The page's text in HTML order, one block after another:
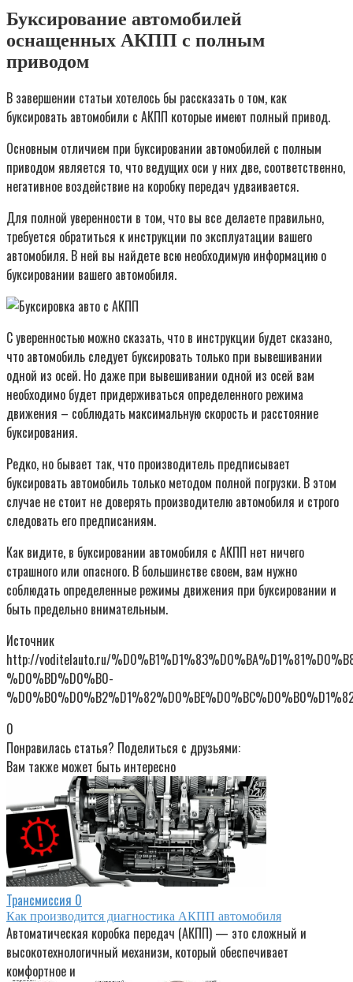
Буксирование автомобилей
оснащенных АКПП с полным
приводом
В завершении статьи хотелось бы рассказать о том, как
буксировать автомобили с АКПП которые имеют полный привод.
Основным отличием при буксировании автомобилей с полным
приводом является то, что ведущих оси у них две, соответственно,
негативное воздействие на коробку передач удваивается.
Для полной уверенности в том, что вы все делаете правильно,
требуется обратиться к инструкции по эксплуатации вашего
автомобиля. В ней вы найдете всю необходимую информацию о
буксировании вашего автомобиля.
С уверенностью можно сказать, что в инструкции будет сказано,
что автомобиль следует буксировать только при вывешивании
одной из осей. Но даже при вывешивании одной из осей вам
необходимо будет придерживаться определенного режима
движения – соблюдать максимальную скорость и расстояние
буксирования.
Редко, но бывает так, что производитель предписывает
буксировать автомобиль только методом полной погрузки. В этом
случае не стоит не доверять производителю автомобиля и строго
следовать его предписаниям.
Как видите, в буксировании автомобиля с АКПП нет ничего
страшного или опасного. В большинстве своем, вам нужно
соблюдать определенные режимы движения при буксировании и
быть предельно внимательным.
Источник
http://voditelauto.ru/
%D0%BD%D0%B0-
0
Понравилась статья? Поделиться с друзьями:
Вам также может быть интересно
Трансмиссия 0
Как производится диагностика АКПП автомобиля
Автоматическая коробка передач (АКПП) — это сложный и
высокотехнологичный механизм, который обеспечивает
комфортное и